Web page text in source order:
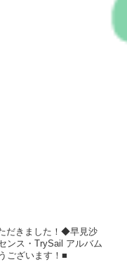
だきました！◆早見沙
ンス・TrySail アルバム
ございます！■